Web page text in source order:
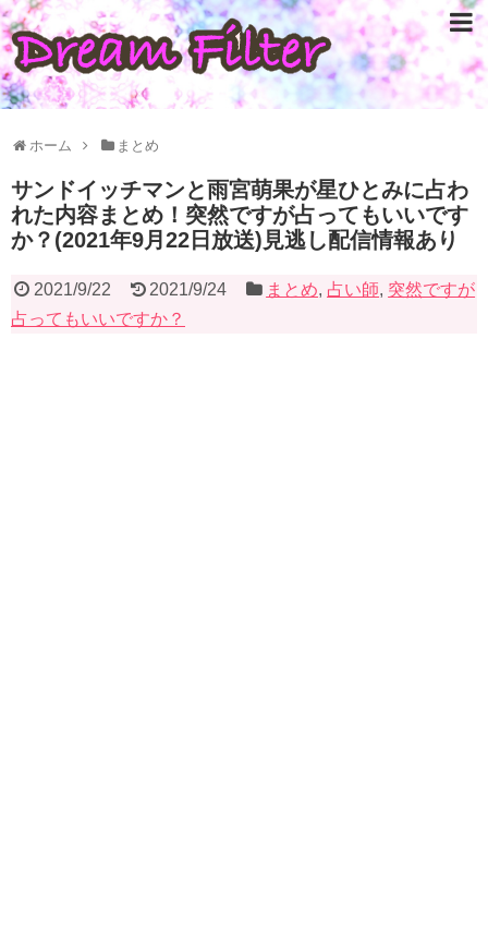
ホーム まとめ
サンドイッチマンと雨宮萌果が星ひとみに占わ
れた内容まとめ！突然ですが占ってもいいです
か？(2021年9月22日放送)見逃し配信情報あり
2021/9/22 2021/9/24 まとめ, 占い師, 突然ですが
占ってもいいですか？